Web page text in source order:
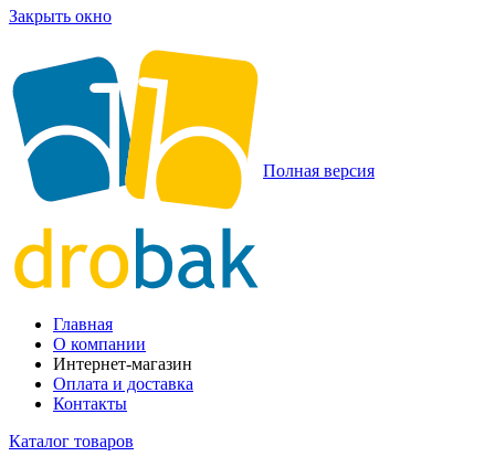
Закрыть окно
Полная версия
Главная
О компании
Интернет-магазин
Оплата и доставка
Контакты
Каталог товаров